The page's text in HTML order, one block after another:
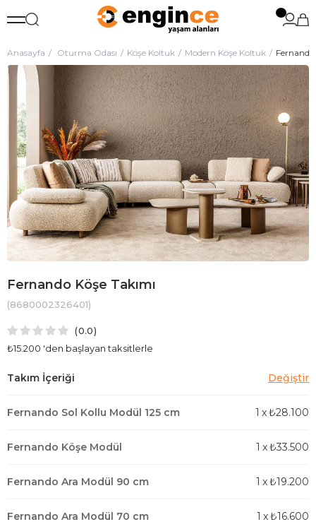
Anasayfa Oturma Odası Köşe Koltuk Modern Köşe Koltuk Fernando
Fernando Köşe Takımı
(8680002326401)
0.0
₺15.200 'den başlayan taksitlerle
Fernando Sol Kollu Modül 125 cm 1 x₺28.100
Fernando Köşe Modül 1 x₺33.500
Fernando Ara Modül 90 cm 1 x₺19.200
Fernando Ara Modül 70 cm 1 x₺16.600